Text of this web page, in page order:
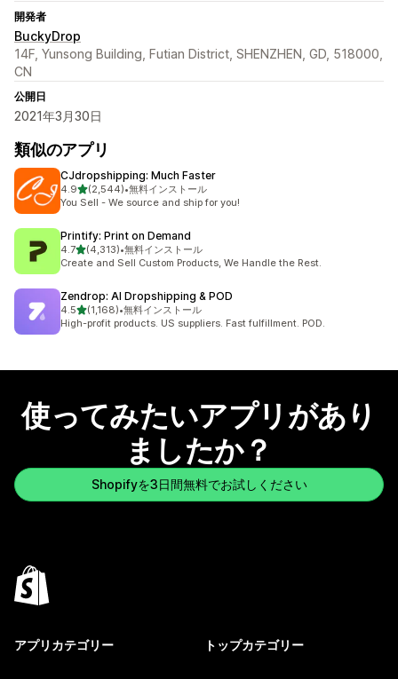
開発者
BuckyDrop
14F, Yunsong Building, Futian District, SHENZHEN, GD, 518000,
CN
公開日
2021年3月30日
類似のアプリ
CJdropshipping: Much Faster
4.95つ星中
(2,544)
合計レビュー数：2544件
•無料インストール
You Sell - We source and ship for you!
Printify: Print on Demand
4.75つ星中
(4,313)
合計レビュー数：4313件
•無料インストール
Create and Sell Custom Products, We Handle the Rest.
Zendrop: AI Dropshipping & POD
4.55つ星中
(1,168)
合計レビュー数：1168件
•無料インストール
High-profit products. US suppliers. Fast fulfillment. POD.
使ってみたいアプリがあり
ましたか？
Shopifyを3日間無料でお試しください
アプリカテゴリー トップカテゴリー